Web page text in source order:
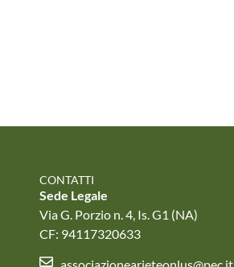
CONTATTI
Sede Legale
Via G. Porzio n. 4, Is. G1 (NA)
CF: 94117320633